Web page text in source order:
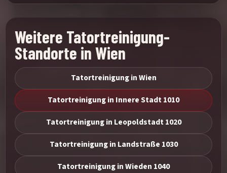
Weitere Tatortreinigung-
Standorte in Wien
Tatortreinigung in Wien
Tatortreinigung in Innere Stadt 1010
Tatortreinigung in Leopoldstadt 1020
Tatortreinigung in Landstraße 1030
Tatortreinigung in Wieden 1040